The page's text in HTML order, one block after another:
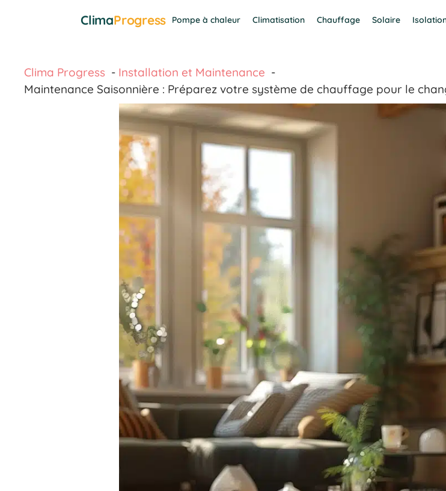
ClimaProgress Pompe à chaleur Climatisation Chauffage Solaire
Clima Progress
Installation et Maintenance
Maintenance Saisonnière : Préparez votre système de chauffage pour le